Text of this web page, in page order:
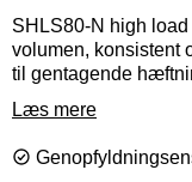
SHLS80-N high
volumen, konsistent
til gentagende
permanent
SHLS80-N kan
Læs mere